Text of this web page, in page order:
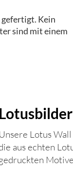
Kein
sind mit einem
Lotus
aus echten